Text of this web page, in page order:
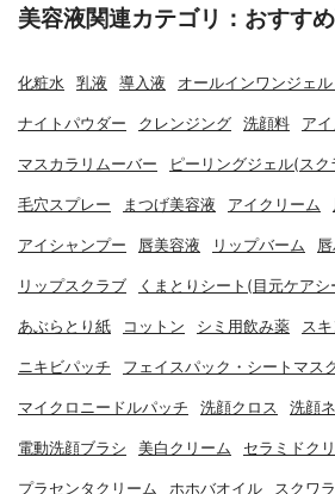
美容液関連カテゴリ：おすす
化粧水 乳液 導入液 オールインワンジェ
ナイトパウダー クレンジング 洗顔料 ア
マスカラリムーバー ピーリングジェル(ス
毛穴スプレー まつげ美容液 アイクリーム
アイシャンプー 唇美容液 リップバーム
リップスクラブ くまとりシート(目元ケア
あぶらとり紙 コットン シミ用飲み薬 ス
ニキビパッチ フェイスパック・シートマス
マイクロニードルパッチ 洗顔クロス 洗顔
電動洗顔ブラシ 美白クリーム セラミドク
プラセンタクリーム ホホバオイル スクワ